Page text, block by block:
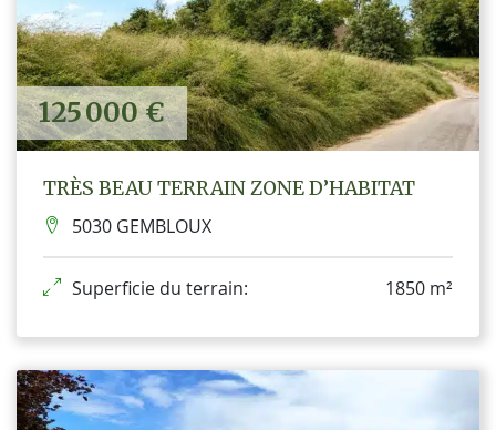
125 000 €
TRÈS BEAU TERRAIN ZONE D’HABITAT
5030 GEMBLOUX
Superficie du terrain: 1850 m²